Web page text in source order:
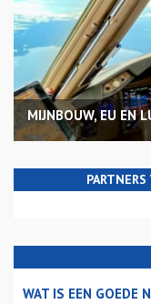
MIJNBOUW, EU EN
WAT IS EEN GOEDE